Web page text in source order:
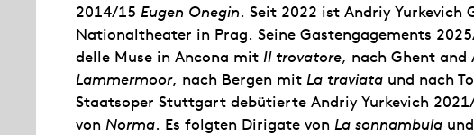
2014/15 Eugen Onegin. Seit 2022 ist Andriy Yurkevich
Nationaltheater in Prag. Seine Gastengagements
delle Muse in Ancona mit Il trovatore, nach Ghent
Lammermoor, nach Bergen mit La traviata und nach
Staatsoper Stuttgart debütierte Andriy Yurkevich
von Norma. Es folgten Dirigate von La sonnambula